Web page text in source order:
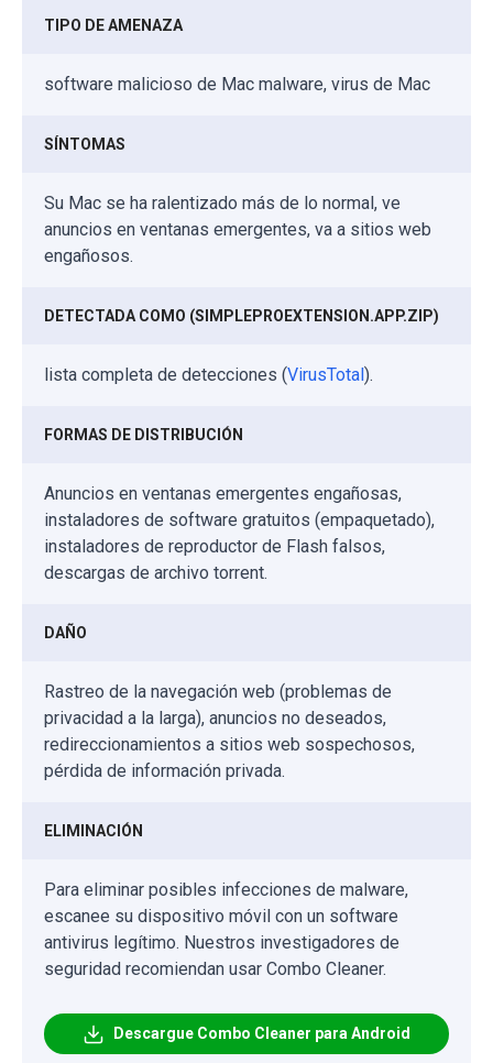
TIPO DE AMENAZA
software malicioso de Mac malware, virus de Mac
SÍNTOMAS
Su Mac se ha ralentizado más de lo normal, ve
anuncios en ventanas emergentes, va a sitios web
engañosos.
DETECTADA COMO (SIMPLEPROEXTENSION.APP.ZIP)
lista completa de detecciones (VirusTotal ).
FORMAS DE DISTRIBUCIÓN
Anuncios en ventanas emergentes engañosas,
instaladores de software gratuitos (empaquetado),
instaladores de reproductor de Flash falsos,
descargas de archivo torrent.
DAÑO
Rastreo de la navegación web (problemas de
privacidad a la larga), anuncios no deseados,
redireccionamientos a sitios web sospechosos,
pérdida de información privada.
ELIMINACIÓN
Para eliminar posibles infecciones de malware,
escanee su dispositivo móvil con un software
antivirus legítimo. Nuestros investigadores de
seguridad recomiendan usar Combo Cleaner.
Descargue Combo Cleaner para Android